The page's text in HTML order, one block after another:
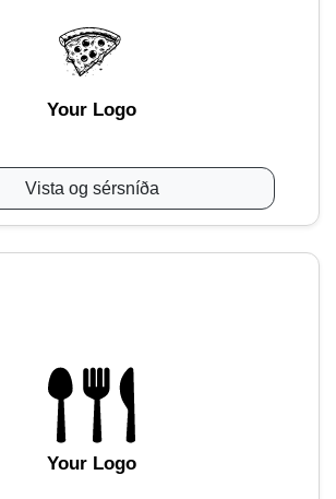
Your Logo
Vista og sérsníða
Your Logo